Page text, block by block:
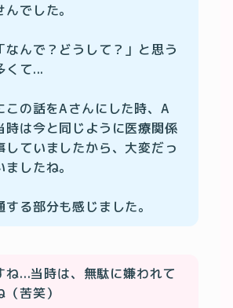
でした。
なんで？どうして？」と思う
くて...
この話をAさんにした時、A
時は今と同じように医療関係
していましたから、大変だっ
したね。
する部分も感じました。
ね...当時は、無駄に嫌われて
苦笑）